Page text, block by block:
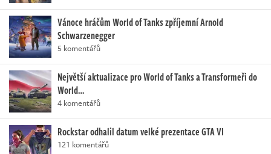
Vánoce hráčům World of Tanks zpříjemní Arnold
Schwarzenegger
5 komentářů
Největší aktualizace pro World of Tanks a Transformeři do
World…
4 komentářů
Rockstar odhalil datum velké prezentace GTA VI
121 komentářů